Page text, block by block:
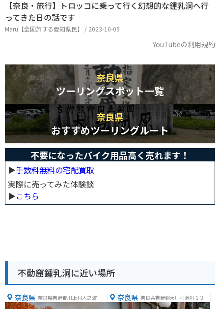
【奈良・旅行】トロッコに乗って行く幻想的な鍾乳洞へ行
ってきた日の話です
Maru【全国旅する愛知県民】 / 2023-10-09
YouTubeの利用規約
奈良県
ツーリングスポット一覧
奈良県
おすすめツーリングルート
不要になったバイク用品高く売れます！
▶︎手数料無料の宅配買取
実際に売ってみた体験談
▶︎こちら
不動窟鍾乳洞に近い場所
奈良県 奈良県吉野郡川上村入之波 奈良県 奈良県吉野郡天川村洞川１３
−１